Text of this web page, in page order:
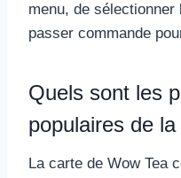
menu, de
passer commande
Quels sont les
populaires de
La carte de Wow Tea